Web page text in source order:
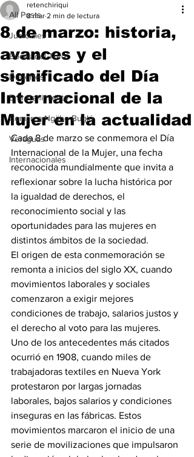
All Posts
Judiciales
Bocas del Toro
Deportes
Entretenimiento
Comarca Ngäbe-Buglé
Veraguas
Internacionales
8 de marzo: historia,
avances y el
significado del Día
Internacional de la
Mujer en la actualidad
retenchiriqui
8 mar 2 min de lectura
Cada 8 de marzo se conmemora el Día
Internacional de la Mujer, una fecha
reconocida mundialmente que invita a
reflexionar sobre la lucha histórica por
la igualdad de derechos, el
reconocimiento social y las
oportunidades para las mujeres en
distintos ámbitos de la sociedad.
El origen de esta conmemoración se
remonta a inicios del siglo XX, cuando
movimientos laborales y sociales
comenzaron a exigir mejores
condiciones de trabajo, salarios justos y
el derecho al voto para las mujeres.
Uno de los antecedentes más citados
ocurrió en 1908, cuando miles de
trabajadoras textiles en Nueva York
protestaron por largas jornadas
laborales, bajos salarios y condiciones
inseguras en las fábricas. Estos
movimientos marcaron el inicio de una
serie de movilizaciones que impulsaron